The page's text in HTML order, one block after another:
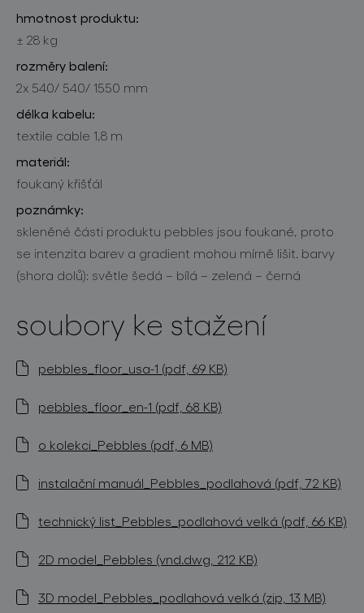
hmotnost produktu:
± 28 kg
rozměry balení:
2x 540/ 540/ 1550 mm
délka kabelu:
textile cable 1,8 m
materiál:
foukaný křišťál
poznámky:
skleněné části produktu pebbles jsou foukané, proto
se intenzita barev a gradient mohou mírně lišit. barvy
(shora dolů): světle šedá – bílá – zelená – černá
soubory ke stažení
pebbles_floor_usa-1 (pdf, 69 KB)
pebbles_floor_en-1 (pdf, 68 KB)
o kolekci_Pebbles (pdf, 6 MB)
instalační manuál_Pebbles_podlahová (pdf, 72 KB)
technický list_Pebbles_podlahová velká (pdf, 66 KB)
2D model_Pebbles (vnd.dwg, 212 KB)
3D model_Pebbles_podlahová velká (zip, 13 MB)